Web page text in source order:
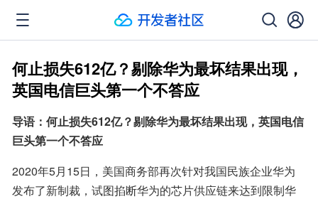
何止损失612亿？剔除华为最坏结果出现，
英国电信巨头第一个不答应
导语：何止损失612亿？剔除华为最坏结果出现，英国电信
巨头第一个不答应
2020年5月15日，美国商务部再次针对我国民族企业华为
发布了新制裁，试图掐断华为的芯片供应链来达到限制华